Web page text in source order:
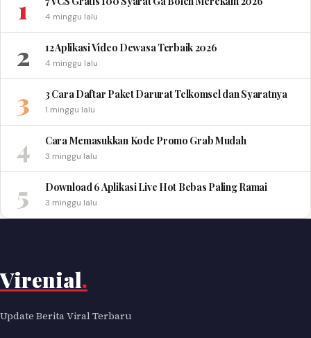
1 4 minggu lalu
2 12 Aplikasi Video Dewasa Terbaik 2026
4 minggu lalu
3 3 Cara Daftar Paket Darurat Telkomsel dan Syaratnya
1 minggu lalu
4 Cara Memasukkan Kode Promo Grab Mudah
3 minggu lalu
5 Download 6 Aplikasi Live Hot Bebas Paling Ramai
3 minggu lalu
Virenial.
Update Berita Viral Terbaru